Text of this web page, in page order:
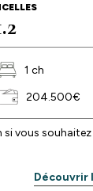
1 ch
204.500€
vous souhaitez
Découvrir